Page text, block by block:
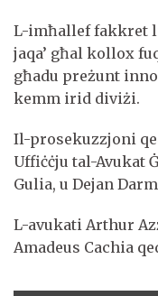
L-imħallef fakkret
jaqa’ għal kollox
għadu preżunt
kemm irid diviżi.
Il-prosekuzzjoni
Uffiċċju tal-Avukat
Gulia, u Dejan
L-avukati Arthur
Amadeus Cachia